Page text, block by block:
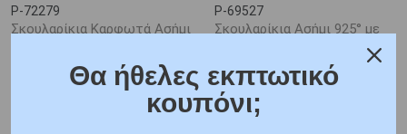
P-72279
Σκουλαρίκια Καρφωτά Ασήμι
102,00 € 120,00 €
P-69527
Σκουλαρίκια Ασήμι 925° με
60,00 € 70,00 €
Θα ήθελες εκπτωτικό
κουπόνι;